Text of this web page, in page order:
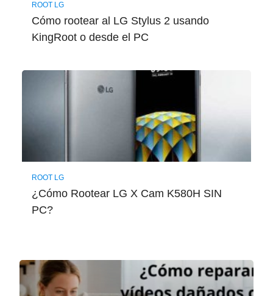
ROOT LG
Cómo rootear al LG Stylus 2 usando
KingRoot o desde el PC
ROOT LG
¿Cómo Rootear LG X Cam K580H SIN
PC?